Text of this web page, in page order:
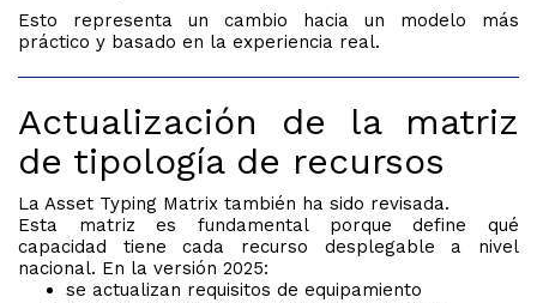
Esto representa un cambio hacia un modelo más
práctico y basado en la experiencia real.
Actualización de la matriz
de tipología de recursos
La Asset Typing Matrix también ha sido revisada.
Esta matriz es fundamental porque define qué
capacidad tiene cada recurso desplegable a nivel
nacional. En la versión 2025:
se actualizan requisitos de equipamiento